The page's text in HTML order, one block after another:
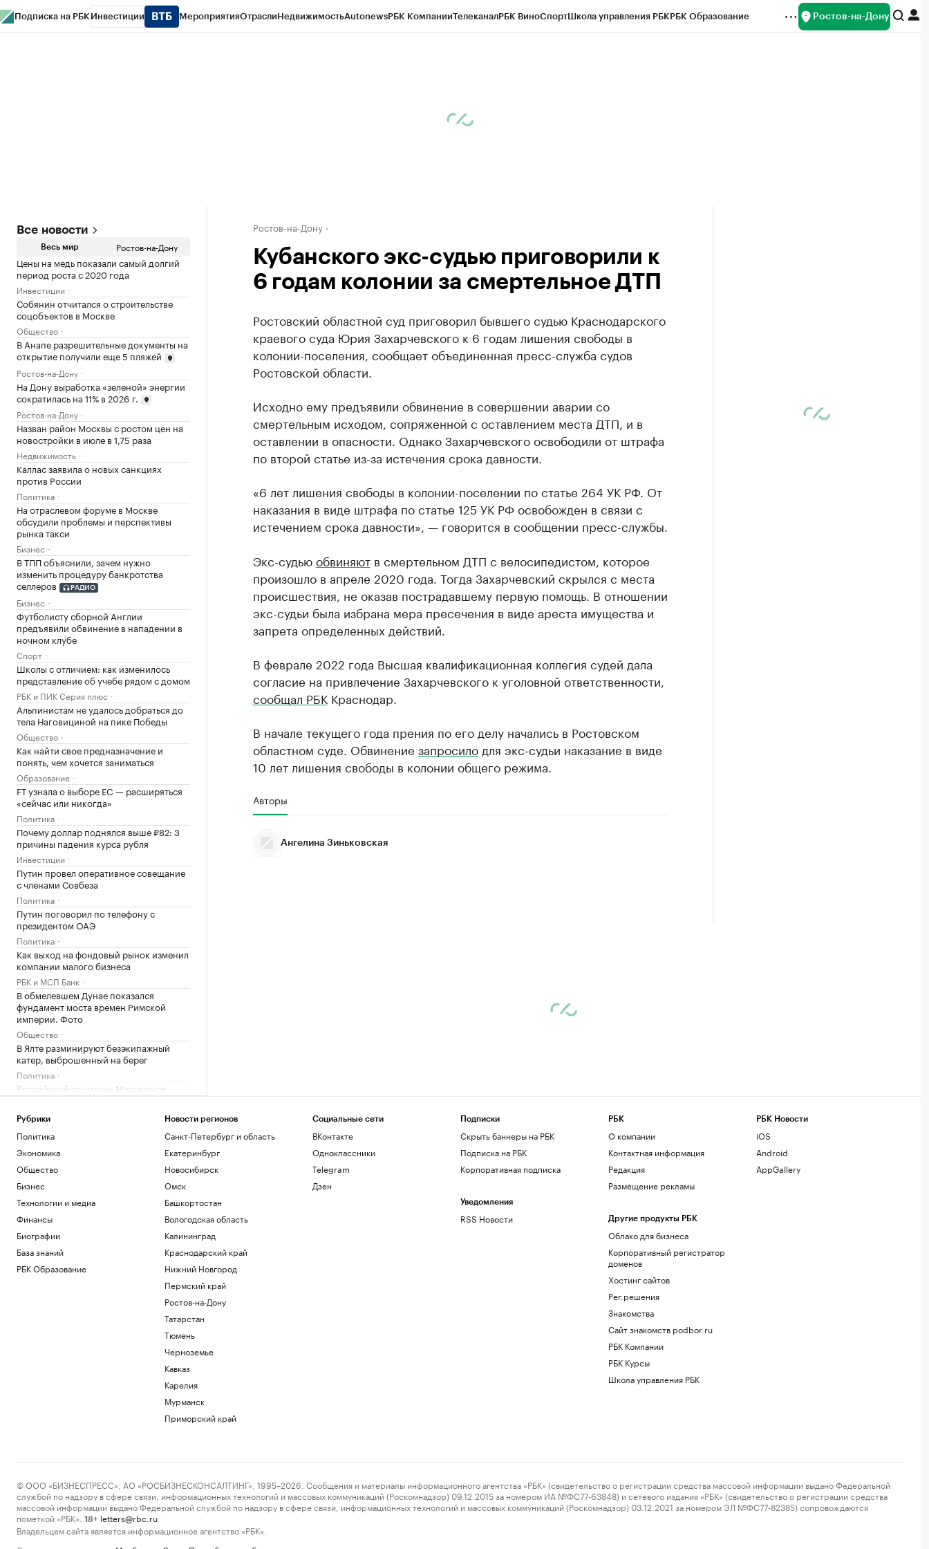
Подписка на РБК Инвестиции МероприятияОтраслиНедвижимостьAutonewsРБК КомпанииТелеканалРБК ВиноСпортШкола управления РБКРБК Образование Ростов-на-Дону
Все новости
Весь мир Ростов-на-Дону
Цены на медь показали самый долгий
период роста с 2020 года
Инвестиции
Собянин отчитался о строительстве
соцобъектов в Москве
Общество
В Анапе разрешительные документы на
открытие получили еще 5 пляжей
Ростов-на-Дону
На Дону выработка «зеленой» энергии
сократилась на 11% в 2026 г.
Ростов-на-Дону
Назван район Москвы с ростом цен на
новостройки в июле в 1,75 раза
Недвижимость
Каллас заявила о новых санкциях
против России
Политика
На отраслевом форуме в Москве
обсудили проблемы и перспективы
рынка такси
Бизнес
В ТПП объяснили, зачем нужно
изменить процедуру банкротства
селлеров
РАДИО
Бизнес
Футболисту сборной Англии
предъявили обвинение в нападении в
ночном клубе
Спорт
Школы с отличием: как изменилось
представление об учебе рядом с домом
РБК и ПИК Серия плюс
Альпинистам не удалось добраться до
тела Наговициной на пике Победы
Общество
Как найти свое предназначение и
понять, чем хочется заниматься
Образование
FT узнала о выборе ЕС — расширяться
«сейчас или никогда»
Политика
Почему доллар поднялся выше ₽82: 3
причины падения курса рубля
Инвестиции
Путин провел оперативное совещание
с членами Совбеза
Политика
Путин поговорил по телефону с
президентом ОАЭ
Политика
Как выход на фондовый рынок изменил
компании малого бизнеса
РБК и МСП Банк
В обмелевшем Дунае показался
фундамент моста времен Римской
империи. Фото
Общество
В Ялте разминируют безэкипажный
катер, выброшенный на берег
Политика
Российский защитник Мироманов
вернулся из НХЛ и перешел в СКА
Спорт
Ростов-на-Дону
Кубанского экс-судью приговорили к
6 годам колонии за смертельное ДТП
Ростовский областной суд приговорил бывшего судью Краснодарского
краевого суда Юрия Захарчевского к 6 годам лишения свободы в
колонии-поселения, сообщает объединенная пресс-служба судов
Ростовской области.
Исходно ему предъявили обвинение в совершении аварии со
смертельным исходом, сопряженной с оставлением места ДТП, и в
оставлении в опасности. Однако Захарчевского освободили от штрафа
по второй статье из-за истечения срока давности.
«6 лет лишения свободы в колонии-поселении по статье 264 УК РФ. От
наказания в виде штрафа по статье 125 УК РФ освобожден в связи с
истечением срока давности», — говорится в сообщении пресс-службы.
Экс-судьюобвиняютв смертельном ДТП с велосипедистом, которое
произошло в апреле 2020 года. Тогда Захарчевский скрылся с места
происшествия, не оказав пострадавшему первую помощь. В отношении
экс-судьи была избрана мера пресечения в виде ареста имущества и
запрета определенных действий.
В феврале 2022 года Высшая квалификационная коллегия судей дала
согласие на привлечение Захарчевского к уголовной ответственности,
сообщал РБККраснодар.
В начале текущего года прения по его делу начались в Ростовском
областном суде. Обвинение запросилодля экс-судьи наказание в виде
10 лет лишения свободы в колонии общего режима.
Авторы
Ангелина Зиньковская
Рубрики
Политика
Экономика
Общество
Бизнес
Технологии и медиа
Финансы
Биографии
База знаний
РБК Образование
Новости регионов
Санкт-Петербург и область
Екатеринбург
Новосибирск
Омск
Башкортостан
Вологодская область
Калининград
Краснодарский край
Нижний Новгород
Пермский край
Ростов-на-Дону
Татарстан
Тюмень
Черноземье
Кавказ
Карелия
Мурманск
Приморский край
Социальные сети
ВКонтакте
Одноклассники
Telegram
Дзен
Подписки
Скрыть баннеры на РБК
Подписка на РБК
Корпоративная подписка
Уведомления
RSS Новости
РБК
О компании
Контактная информация
Редакция
Размещение рекламы
Другие продукты РБК
Облако для бизнеса
Корпоративный регистратор
доменов
Хостинг сайтов
Рег.решения
Знакомства
Сайт знакомств podbor.ru
РБК Компании
РБК Курсы
Школа управления РБК
РБК Новости
iOS
Android
AppGallery
© ООО «БИЗНЕСПРЕСС», АО «РОСБИЗНЕСКОНСАЛТИНГ», 1995–2026. Сообщения и материалы информационного агентства «РБК» (свидетельство о регистрации средства массовой информации выдано Федеральной
службой по надзору в сфере связи, информационных технологий и массовых коммуникаций (Роскомнадзор) 09.12.2015 за номером ИА №ФС77-63848) и сетевого издания «РБК» (свидетельство о регистрации средства
массовой информации выдано Федеральной службой по надзору в сфере связи, информационных технологий и массовых коммуникаций (Роскомнадзор) 03.12.2021 за номером ЭЛ №ФС77-82385) сопровождаются
пометкой «РБК».
18+ letters@rbc.ru
Владельцем сайта является информационное агентство «РБК».